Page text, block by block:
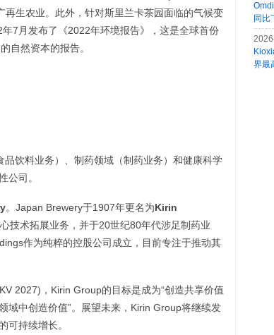
再生农业。此外，针对斯里兰卡茶园面临的气候变
7月发布了《2022年环境报告》，这是全球首份
自然资本的报告。
饮料业务）、制药领域（制药业务）和健康科学
公司。
。Japan Brewery于1907年更名为Kirin
技术拓展业务，并于20世纪80年代涉足制药业
作为纯粹的控股公司成立，目前专注于推动其
2027)，Kirin Group的目标是成为“创造共享价值
域中创造价值”。展望未来，Kirin Group将继续发
可持续增长。
同比
界最